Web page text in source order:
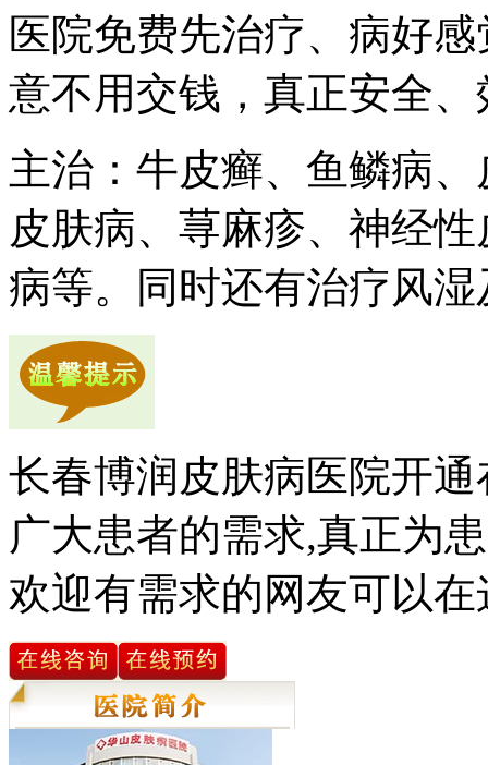
医院免费先治疗、病好
意不用交钱，真正安全
主治：牛皮癣、鱼鳞病
皮肤病、荨麻疹、神经
病等。同时还有治疗风
长春博润皮肤病医院开
广大患者的需求,真正为
欢迎有需求的网友可以